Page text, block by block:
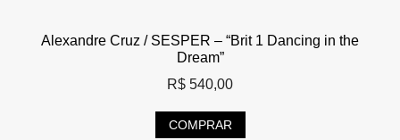
Alexandre Cruz / SESPER – “Brit 1 Dancing in the
Dream”
R$ 540,00
COMPRAR